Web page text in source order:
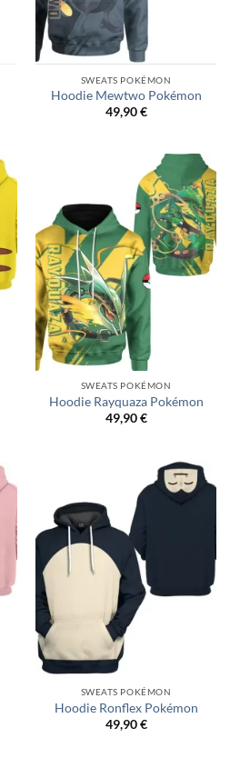
SWEATS POKÉMON
Hoodie Mewtwo Pokémon
49,90€
SWEATS POKÉMON
Hoodie Rayquaza Pokémon
49,90€
SWEATS POKÉMON
Hoodie Ronflex Pokémon
49,90€